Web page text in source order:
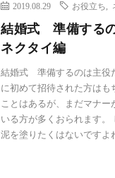
2019.08.29 お役立ち
結婚式 準備する
ネクタイ編
結婚式 準備するのは主
に初めて招待された方はも
ことはあるが、まだマナ
いる方が多くおられます。
泥を塗りたくはないですよ